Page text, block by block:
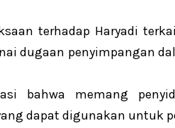
terhadap Haryadi
dugaan penyimpangan
bahwa memang
dapat digunakan untuk